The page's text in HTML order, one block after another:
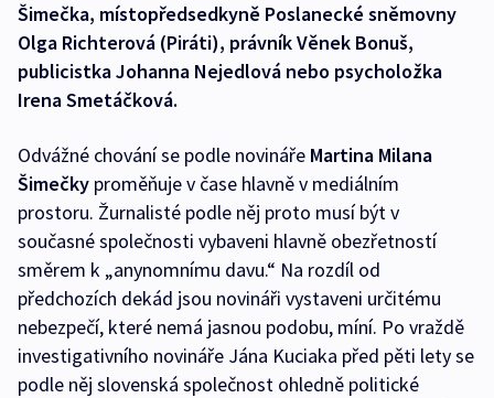
Šimečka, místopředsedkyně Poslanecké sněmovny
Olga Richterová (Piráti), právník Věnek Bonuš,
publicistka Johanna Nejedlová nebo psycholožka
Irena Smetáčková.
Odvážné chování se podle novináře Martina Milana
Šimečky proměňuje v čase hlavně v mediálním
prostoru. Žurnalisté podle něj proto musí být v
současné společnosti vybaveni hlavně obezřetností
směrem k „anynomnímu davu.“ Na rozdíl od
předchozích dekád jsou novináři vystaveni určitému
nebezpečí, které nemá jasnou podobu, míní. Po vraždě
investigativního novináře Jána Kuciaka před pěti lety se
podle něj slovenská společnost ohledně politické